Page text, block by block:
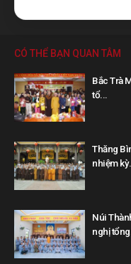
CÓ THỂ BẠN QUAN TÂM
Bắc Trà
tổ...
Thăng
nhiệm
Núi
nghị